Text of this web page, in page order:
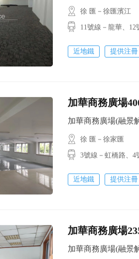
徐 匯－徐匯濱江
11號線－龍華、
近地鐵 提供注冊
加華商務廣場
加華商務廣場(融景
徐 匯－徐家匯
3號線－虹橋路
近地鐵 提供注冊
加華商務廣場
加華商務廣場(融景